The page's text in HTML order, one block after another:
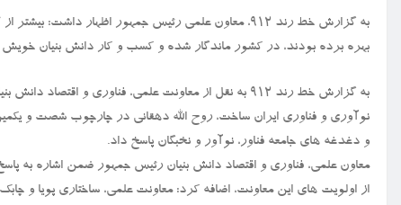
بهره برده بودند، در کشور ماندگار شده و کسب و کار دانش بنیان خویش
به گزارش خط رند ۹۱۲ به نقل از معاونت علمی، فناوری
نوآوری و فناوری ایران ساخت، روح الله دهقانی در چارچوب شصت و
و دغدغه های جامعه فناور، نوآور و نخبگان پاسخ داد.
معاون علمی، فناوری و اقتصاد دانش بنیان رئیس جمهور ضمن اشاره به
از اولویت های این معاونت، اضافه کرد: معاونت علمی، ساختاری پویا و